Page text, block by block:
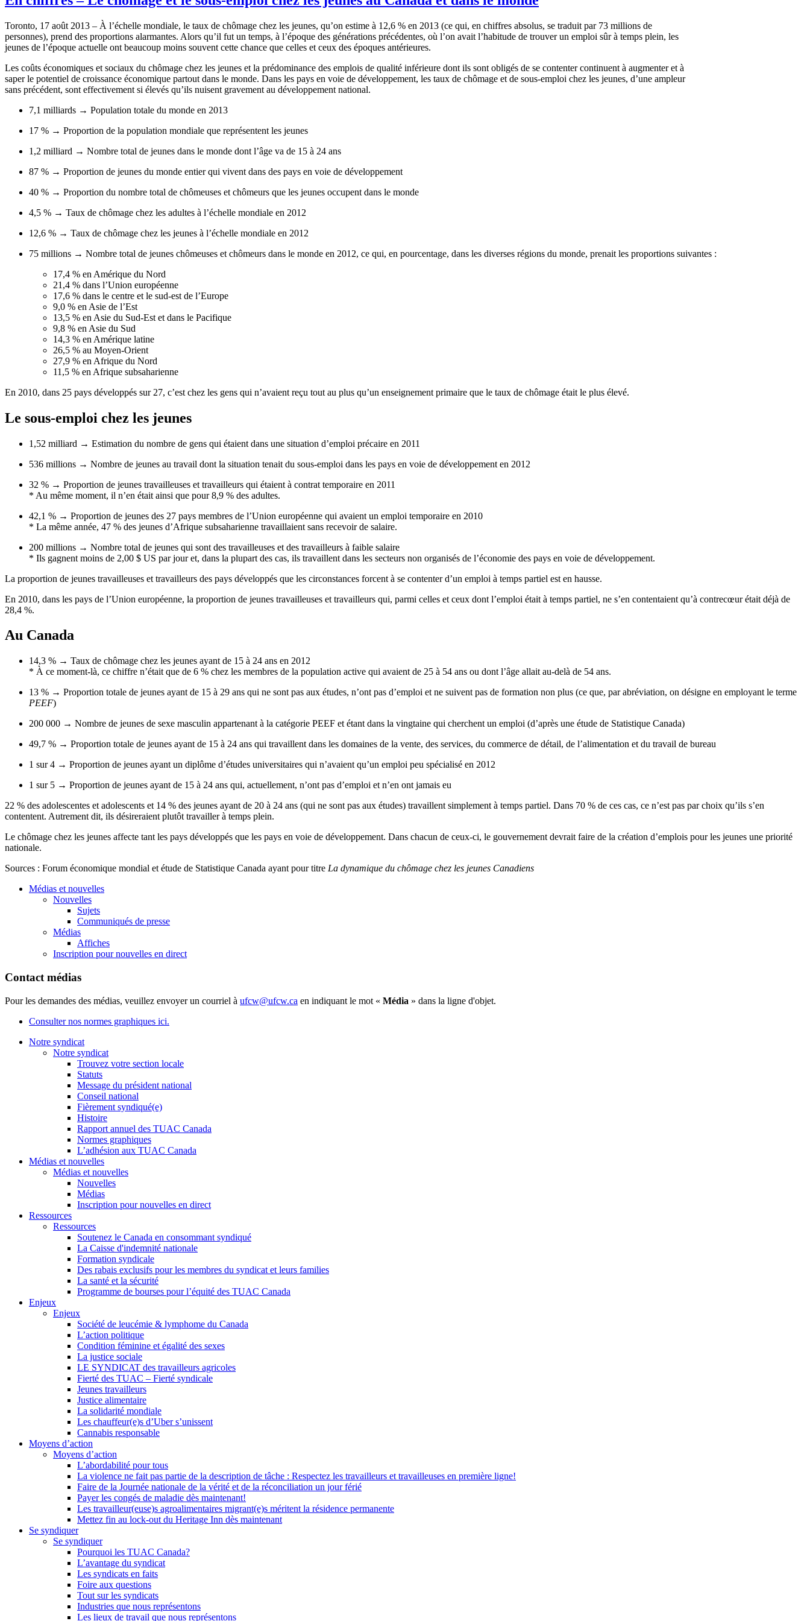
Toronto, 17 août 2013 – À l’échelle mondiale, le taux de chômage chez les jeunes, qu’on estime à 12,6 % en 2013 (ce qui, en chiffres absolus, se traduit par 73 millions de
personnes), prend des proportions alarmantes. Alors qu’il fut un temps, à l’époque des générations précédentes, où l’on avait l’habitude de trouverun emploi sûr à temps plein, les
jeunes de l’époque actuelle ont beaucoup moins souvent cette chance que celles et ceux des époques antérieures.
Les coûts économiques et sociaux du chômage chez les jeunes et la prédominance des emplois de qualité inférieure dont ils sont obligés de se contenter continuent à augmenteret à
saperle potentiel de croissance économique partout dans le monde. Dans les pays en voie de développement, les taux de chômage et de sous-emploi chez les jeunes, d’une ampleur
sans précédent, sont effectivement si élevés qu’ils nuisent gravement au développement national.
7,1 milliards → Population totale du monde en 2013
17 % → Proportion de la population mondiale que représentent les jeunes
1,2 milliard → Nombre total de jeunes dans le monde dont l’âge va de 15 à 24 ans
87 % → Proportion de jeunes du monde entierqui vivent dans des pays en voie de développement
40 % → Proportion du nombre total de chômeuses et chômeurs que les jeunes occupent dans le monde
4,5 % → Taux de chômage chez les adultes à l’échelle mondiale en 2012
12,6 % → Taux de chômage chez les jeunes à l’échelle mondiale en 2012
75 millions → Nombre total de jeunes chômeuses et chômeurs dans le monde en 2012, ce qui, en pourcentage, dans les diverses régions du monde, prenait les proportions suivantes :
17,4 % en Amérique du Nord
21,4 % dans l’Union européenne
17,6 % dans le centre et le sud-est de l’Europe
9,0 % en Asie de l’Est
13,5 % en Asie du Sud-Est et dans le Pacifique
9,8 % en Asie du Sud
14,3 % en Amérique latine
26,5 % au Moyen-Orient
27,9 % en Afrique du Nord
11,5 % en Afrique subsaharienne
En 2010, dans 25 pays développés sur27, c’est chez les gens qui n’avaient reçu tout au plus qu’un enseignement primaire que le taux de chômage était le plus élevé.
Le sous-emploi chez les jeunes
1,52 milliard → Estimation du nombre de gens qui étaient dans une situation d’emploi précaire en 2011
536 millions → Nombre de jeunes au travail dont la situation tenait du sous-emploi dans les pays en voie de développement en 2012
32 % → Proportion de jeunes travailleuses et travailleurs qui étaient à contrat temporaire en 2011
* Au même moment, il n’en était ainsi que pour 8,9 % des adultes.
42,1 % → Proportion de jeunes des 27 pays membres de l’Union européenne qui avaient un emploi temporaire en 2010
* La même année, 47 % des jeunes d’Afrique subsaharienne travaillaient sans recevoirde salaire.
200 millions → Nombre total de jeunes qui sont des travailleuses et des travailleurs à faible salaire
* Ils gagnent moins de 2,00 $ US par jour et, dans la plupart des cas, ils travaillent dans les secteurs non organisés de l’économie des pays en voie de développement.
La proportion de jeunes travailleuses et travailleurs des pays développés que les circonstances forcent à se contenter d’un emploi à temps partiel est en hausse.
En 2010, dans les pays de l’Union européenne, la proportion de jeunes travailleuses et travailleurs qui, parmi celles et ceux dont l’emploi était à temps partiel, ne s’en contentaient qu’à contrecœur était déjà de
28,4 %.
Au Canada
14,3 % → Taux de chômage chez les jeunes ayant de 15 à 24 ans en 2012
* À ce moment-là, ce chiffre n’était que de 6 % chez les membres de la population active qui avaient de 25 à 54 ans ou dont l’âge allait au-delà de 54 ans.
13 % → Proportion totale de jeunes ayant de 15 à 29 ans qui ne sont pas aux études, n’ont pas d’emploi et ne suivent pas de formation non plus (ce que, parabréviation, on désigne en employant le terme
PEEF)
200 000 → Nombre de jeunes de sexe masculin appartenant à la catégorie PEEF et étant dans la vingtaine qui cherchent un emploi (d’après une étude de Statistique Canada)
49,7 % → Proportion totale de jeunes ayant de 15 à 24 ans qui travaillent dans les domaines de la vente, des services, du commerce de détail, de l’alimentation et du travail de bureau
1 sur4 → Proportion de jeunes ayant un diplôme d’études universitaires qui n’avaient qu’un emploi peu spécialisé en 2012
1 sur5 → Proportion de jeunes ayant de 15 à 24 ans qui, actuellement, n’ont pas d’emploi et n’en ont jamais eu
22 % des adolescentes et adolescents et 14 % des jeunes ayant de 20 à 24 ans (qui ne sont pas aux études) travaillent simplement à temps partiel. Dans 70 % de ces cas, ce n’est pas parchoix qu’ils s’en
contentent. Autrement dit, ils désireraient plutôt travailler à temps plein.
Le chômage chez les jeunes affecte tant les pays développés que les pays en voie de développement. Dans chacun de ceux-ci, le gouvernement devrait faire de la création d’emplois pour les jeunes une priorité
nationale.
Sources : Forum économique mondial et étude de Statistique Canada ayant pourtitre La dynamique du chômage chez les jeunes Canadiens
Médias et nouvelles
Nouvelles
Sujets
Communiqués de presse
Médias
Affiches
Inscription pour nouvelles en direct
Contact médias
Pour les demandes des médias, veuillez envoyer un courriel à ufcw@ufcw.ca en indiquant le mot « Média » dans la ligne d'objet.
Consulter nos normes graphiques ici.
Notre syndicat
Notre syndicat
Trouvez votre section locale
Statuts
Message du président national
Conseil national
Fièrement syndiqué(e)
Histoire
Rapport annuel des TUAC Canada
Normes graphiques
L’adhésion aux TUAC Canada
Médias et nouvelles
Médias et nouvelles
Nouvelles
Médias
Inscription pour nouvelles en direct
Ressources
Ressources
Soutenez le Canada en consommant syndiqué
La Caisse d'indemnité nationale
Formation syndicale
Des rabais exclusifs pour les membres du syndicat et leurs families
La santé et la sécurité
Programme de bourses pour l’équité des TUAC Canada
Enjeux
Enjeux
Société de leucémie & lymphome du Canada
L’action politique
Condition féminine et égalité des sexes
La justice sociale
LE SYNDICAT des travailleurs agricoles
Fierté des TUAC – Fierté syndicale
Jeunes travailleurs
Justice alimentaire
La solidarité mondiale
Les chauffeur(e)s d’Uber s’unissent
Cannabis responsable
Moyens d’action
Moyens d’action
L’abordabilité pour tous
La violence ne fait pas partie de la description de tâche : Respectez les travailleurs et travailleuses en première ligne!
Faire de la Journée nationale de la vérité et de la réconciliation un jour férié
Payer les congés de maladie dès maintenant!
Les travailleur(euse)s agroalimentaires migrant(e)s méritent la résidence permanente
Mettez fin au lock-out du Heritage Inn dès maintenant
Se syndiquer
Se syndiquer
Pourquoi les TUAC Canada?
L’avantage du syndicat
Les syndicats en faits
Foire aux questions
Tout sur les syndicats
Industries que nous représentons
Les lieux de travail que nous représentons